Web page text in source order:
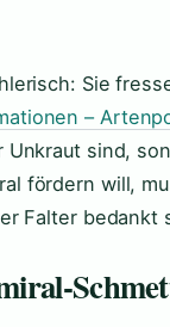
Sie
–
sind,
fördern will,
Falter bedankt